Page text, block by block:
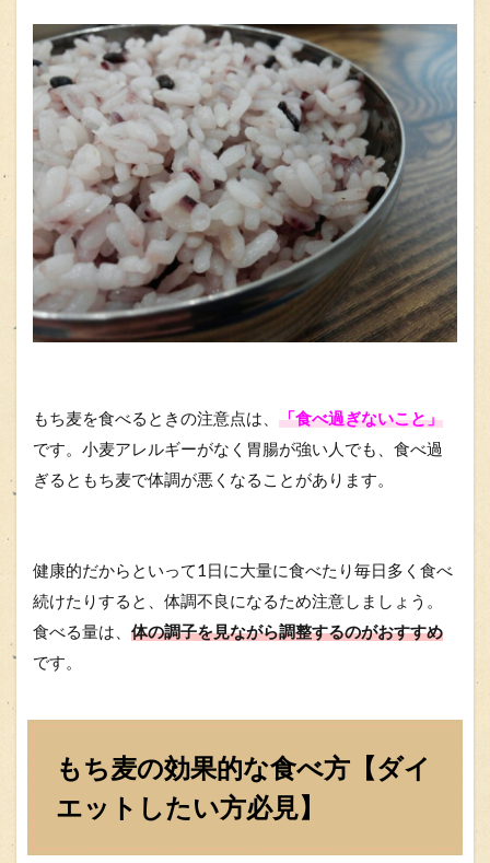
もち麦を食べるときの注意点は、 「食べ過ぎないこと」
です。小麦アレルギーがなく胃腸が強い人でも、食べ過
ぎるともち麦で体調が悪くなることがあります。
健康的だからといって1日に大量に食べたり毎日多く食べ
続けたりすると、体調不良になるため注意しましょう。
食べる量は、 体の調子を見ながら調整するのがおすすめ
です。
もち麦の効果的な食べ方【ダイ
エットしたい方必見】